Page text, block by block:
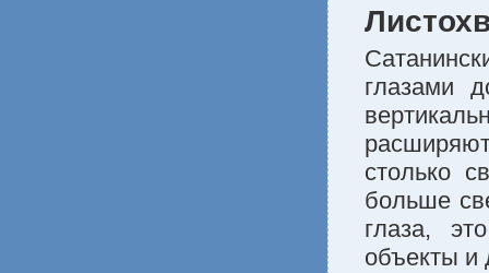
глазами
столько
больше
глаза,
объекты и